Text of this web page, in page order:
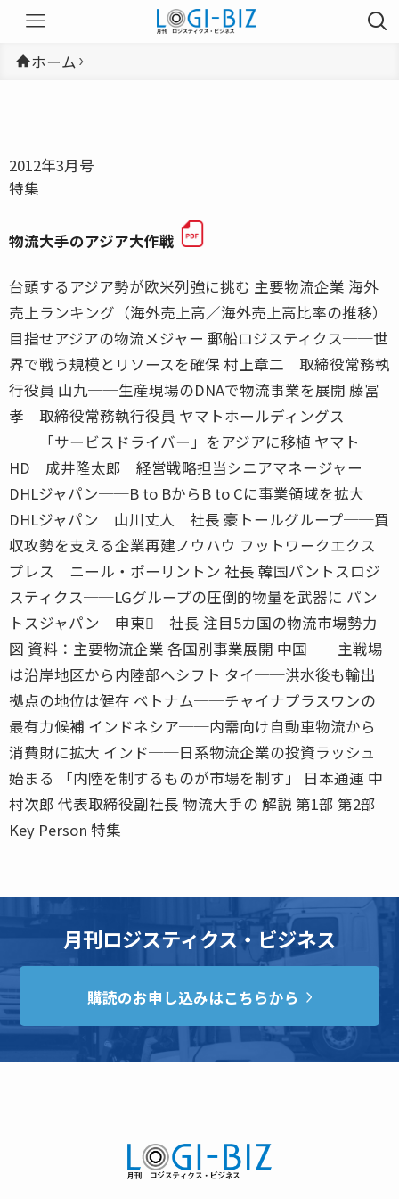
ホーム
2012年3月号
特集
物流大手のアジア大作戦
台頭するアジア勢が欧米列強に挑む 主要物流企業 海外
売上ランキング（海外売上高／海外売上高比率の推移）
目指せアジアの物流メジャー 郵船ロジスティクス──世
界で戦う規模とリソースを確保 村上章二 取締役常務執
行役員 山九──生産現場のDNAで物流事業を展開 藤冨
孝 取締役常務執行役員 ヤマトホールディングス
──「サービスドライバー」をアジアに移植 ヤマト
HD 成井隆太郎 経営戦略担当シニアマネージャー
DHLジャパン──B to BからB to Cに事業領域を拡大
DHLジャパン 山川丈人 社長 豪トールグループ──買
収攻勢を支える企業再建ノウハウ フットワークエクス
プレス ニール・ポーリントン 社長 韓国パントスロジ
スティクス──LGグループの圧倒的物量を武器に パン
トスジャパン 申東 社長 注目5カ国の物流市場勢力
図 資料：主要物流企業 各国別事業展開 中国──主戦場
は沿岸地区から内陸部へシフト タイ──洪水後も輸出
拠点の地位は健在 ベトナム──チャイナプラスワンの
最有力候補 インドネシア──内需向け自動車物流から
消費財に拡大 インド──日系物流企業の投資ラッシュ
始まる 「内陸を制するものが市場を制す」 日本通運 中
村次郎 代表取締役副社長 物流大手の 解説 第1部 第2部
Key Person 特集
月刊ロジスティクス・ビジネス
購読のお申し込みはこちらから